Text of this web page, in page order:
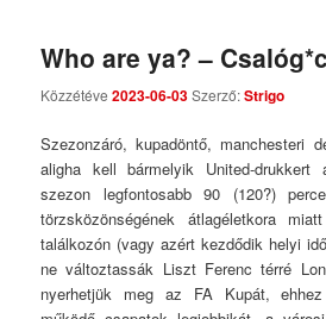
Who are ya? –
Közzétéve2023-06-03Szerző:Strigo
Szezonzáró, kupadöntő, manchesteri
aligha kell bármelyik United-
szezon legfontosabb 90 (120?)
törzsközönségének átlagéletkora
találkozón (vagy azért kezdődik helyi
ne változtassák Liszt Ferenc térré
nyerhetjük meg az FA Kupát,